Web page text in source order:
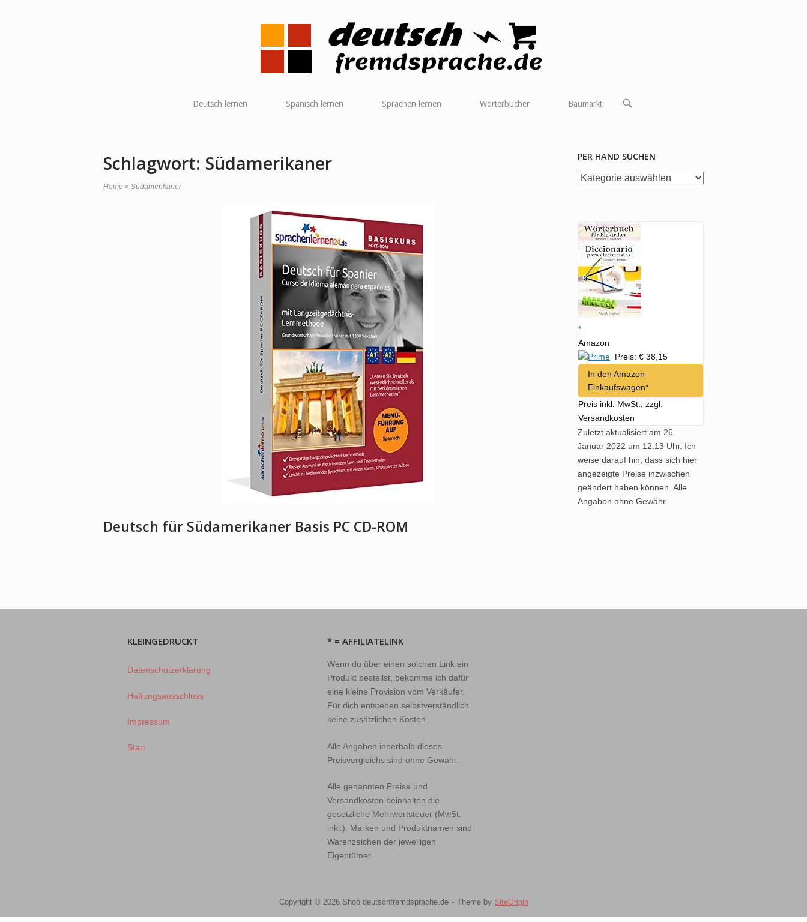
Home
Deutsch lernen Spanisch lernen Sprachen lernen Wörterbücher Baumarkt
OPEN
Schlagwort: Südamerikaner
Home » Südamerikaner
Deutsch für Südamerikaner Basis PC CD-ROM
PER HAND SUCHEN
per
*
Amazon
Preis: € 38,15
In den Amazon-
Einkaufswagen*
Preis inkl. MwSt., zzgl.
Versandkosten
Zuletzt aktualisiert am 26.
Januar 2022 um 12:13 Uhr. Ich
weise darauf hin, dass sich hier
angezeigte Preise inzwischen
geändert haben können. Alle
Angaben ohne Gewähr.
KLEINGEDRUCKT
Datenschutzerklärung
Haftungsausschluss
Impressum
Start
* = AFFILIATELINK
Wenn du über einen solchen Link ein
Produkt bestellst, bekomme ich dafür
eine kleine Provision vom Verkäufer.
Für dich entstehen selbstverständlich
keine zusätzlichen Kosten.
Alle Angaben innerhalb dieses
Preisvergleichs sind ohne Gewähr.
Alle genannten Preise und
Versandkosten beinhalten die
gesetzliche Mehrwertsteuer (MwSt.
inkl.). Marken und Produktnamen sind
Warenzeichen der jeweiligen
Eigentümer.
Copyright © 2026 Shop deutschfremdsprache.de Theme by SiteOrigin